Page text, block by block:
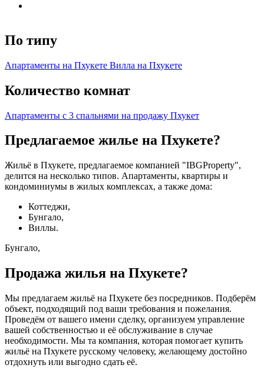
Предлагаемое жилье на Пхукете?
Жильё в Пхукете, предлагаемое компанией "IBGProperty",
делится на несколько типов. Апартаменты, квартиры и
кондоминиумы в жилых комплексах, а также дома:
Коттеджи,
Бунгало,
Виллы.
Бунгало,
Продажа жилья на Пхукете?
Мы предлагаем жильё на Пхукете без посредников. Подберём
объект, подходящий под ваши требования и пожелания.
Проведём от вашего имени сделку, организуем управление
вашей собственностью и её обслуживание в случае
необходимости. Мы та компания, которая помогает купить
жильё на Пхукете русскому человеку, желающему достойно
отдохнуть или выгодно сдать её.
По типу
Апартаменты на Пхукете Вилла на Пхукете
Количество комнат
Апартаменты с 3 спальнями на продажу Пхукет